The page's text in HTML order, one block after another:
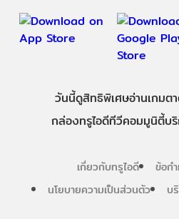
วันนี้ดูสิทธิพิเศษอ่านเกมต
กล่องทรูไอดีทีวีคอมมูนิตี้บ
เกี่ยวกับทรูไอดี
ข้อก
นโยบายความเป็นส่วนตัว
บ